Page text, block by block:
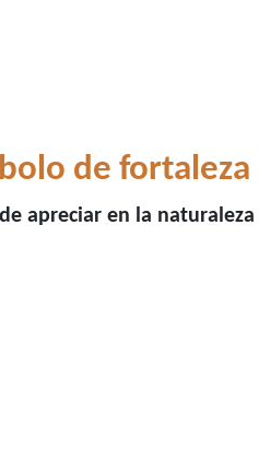
de fortaleza
apreciar en la naturaleza